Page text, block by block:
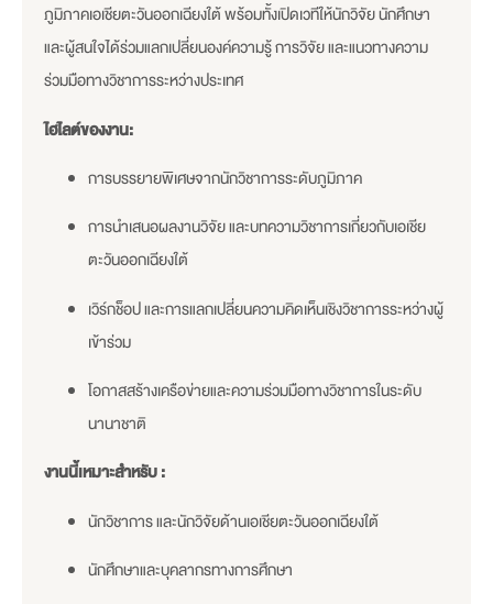
ภูมิภาคเอเชียตะวันออกเฉียงใต้ พร้อมทั้งเปิดเวทีให้นักวิจัย นักศึกษา
และผู้สนใจได้ร่วมแลกเปลี่ยนองค์ความรู้ การวิจัย และแนวทางความ
ร่วมมือทางวิชาการระหว่างประเทศ
ไฮไลต์ของงาน:
การบรรยายพิเศษจากนักวิชาการระดับภูมิภาค
การนำเสนอผลงานวิจัย และบทความวิชาการเกี่ยวกับเอเชีย
ตะวันออกเฉียงใต้
เวิร์กช็อป และการแลกเปลี่ยนความคิดเห็นเชิงวิชาการระหว่างผู้
เข้าร่วม
โอกาสสร้างเครือข่ายและความร่วมมือทางวิชาการในระดับ
นานาชาติ
งานนี้เหมาะสำหรับ :
นักวิชาการ และนักวิจัยด้านเอเชียตะวันออกเฉียงใต้
นักศึกษาและบุคลากรทางการศึกษา